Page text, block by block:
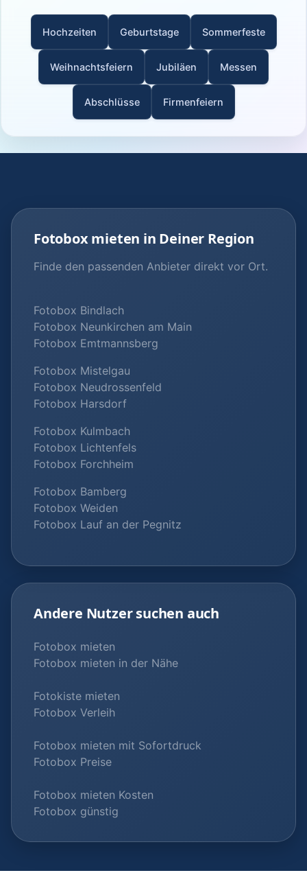
Hochzeiten Geburtstage Sommerfeste
Weihnachtsfeiern Jubiläen Messen
Abschlüsse Firmenfeiern
Fotobox mieten in Deiner Region
Finde den passenden Anbieter direkt vor Ort.
Fotobox Bindlach
Fotobox Neunkirchen am Main
Fotobox Emtmannsberg
Fotobox Mistelgau
Fotobox Neudrossenfeld
Fotobox Harsdorf
Fotobox Kulmbach
Fotobox Lichtenfels
Fotobox Forchheim
Fotobox Bamberg
Fotobox Weiden
Fotobox Lauf an der Pegnitz
Andere Nutzer suchen auch
Fotobox mieten
Fotobox mieten in der Nähe
Fotokiste mieten
Fotobox Verleih
Fotobox mieten mit Sofortdruck
Fotobox Preise
Fotobox mieten Kosten
Fotobox günstig